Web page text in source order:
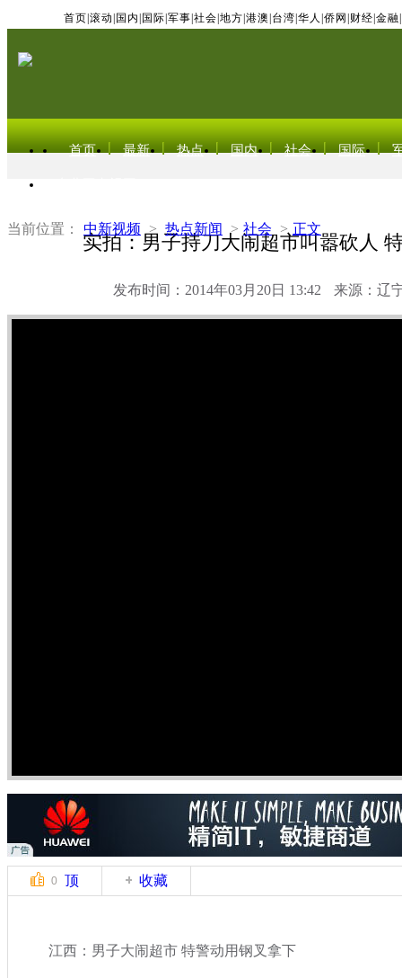
首页 滚动 国内 国际 军事 社会 地方 港澳 台湾 华人 侨网 财经 金融
首页 最新 热点 国内 社会 国际
当前位置： 中新视频 > 热点新闻 > 社会 > 正文
实拍：男子持刀大闹超市叫嚣砍人
发布时间：2014年03月20日 13:42 来源：辽
0 顶 收藏
江西：男子大闹超市 特警动用钢叉拿下